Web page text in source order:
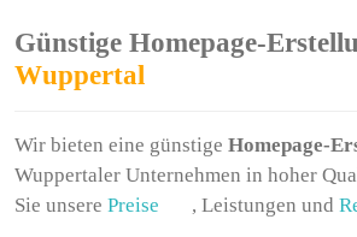
Günstige Homepage-
Wuppertal
Wir bieten eine günstige Homepage-
Wuppertaler Unternehmen in hoher
Sie unsere Preise , Leistungen und